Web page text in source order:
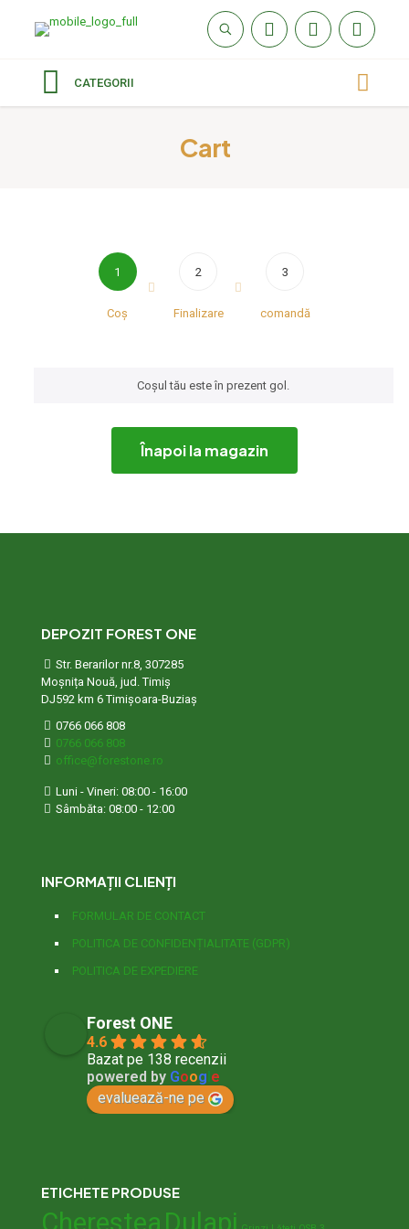
CATEGORII
Cart
1
Coș
2
Finalizare
3
comandă
Coșul tău este în prezent gol.
Înapoi la magazin
DEPOZIT FOREST ONE
Str. Berarilor nr.8, 307285
Moșnița Nouă, jud. Timiș
DJ592 km 6 Timișoara-Buziaș
0766 066 808
0766 066 808
office@forestone.ro
Luni - Vineri: 08:00 - 16:00
Sâmbăta: 08:00 - 12:00
INFORMAȚII CLIENȚI
FORMULAR DE CONTACT
POLITICA DE CONFIDENȚIALITATE (GDPR)
POLITICA DE EXPEDIERE
Forest ONE
4.6
Bazat pe 138 recenzii
powered by Goog e
evaluează-ne pe
ETICHETE PRODUSE
Cherestea Dulapi